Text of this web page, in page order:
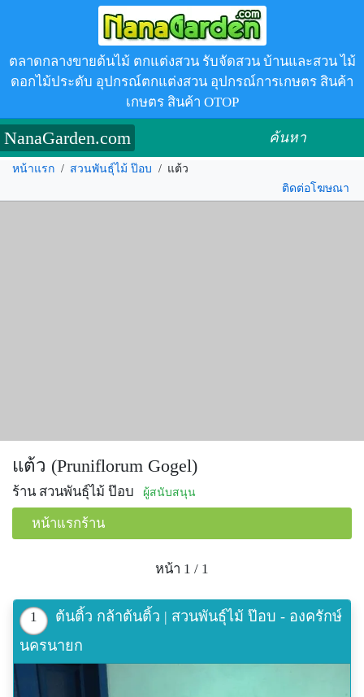
ตลาดกลางขายต้นไม้ ตกแต่งสวน รับจัดสวน บ้านและสวน ไม้
ดอกไม้ประดับ อุปกรณ์ตกแต่งสวน อุปกรณ์การเกษตร สินค้า
เกษตร สินค้า OTOP
NanaGarden.com ค้นหา
หน้าแรก / สวนพันธุ์ไม้ ป๊อบ / แต้ว
ติดต่อโฆษณา
แต้ว (Pruniflorum Gogel)
ร้าน สวนพันธุ์ไม้ ป๊อบ ผู้สนับสนุน
หน้าแรกร้าน
หน้า 1 / 1
1
ต้นติ้ว กล้าต้นติ้ว | สวนพันธุ์ไม้ ป๊อบ - องครักษ์
นครนายก